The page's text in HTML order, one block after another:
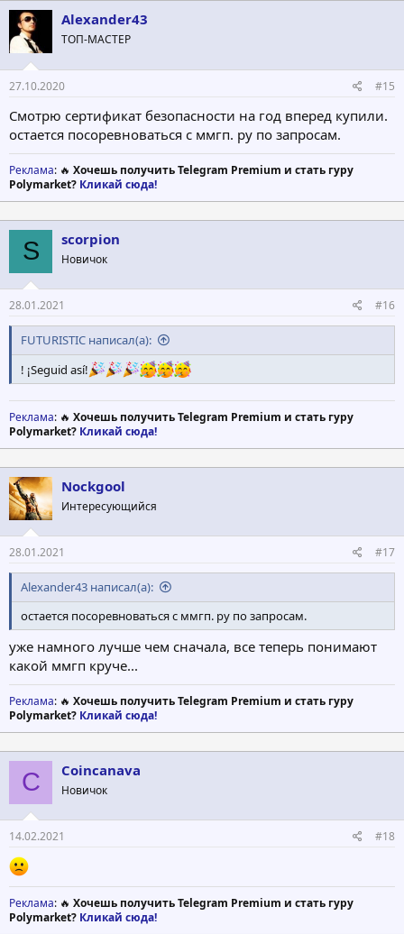
Alexander43
ТОП-МАСТЕР
27.10.2020 #15
Смотрю сертификат безопасности на год вперед купили.
остается посоревноваться с ммгп. ру по запросам.
Реклама: 🔥 Хочешь получить Telegram Premium и стать гуру
Polymarket? Кликай сюда!
S scorpion
Новичок
28.01.2021 #16
FUTURISTIC написал(а):
! ¡Seguid así!
Реклама: 🔥 Хочешь получить Telegram Premium и стать гуру
Polymarket? Кликай сюда!
Nockgool
Интересующийся
28.01.2021 #17
Alexander43 написал(а):
остается посоревноваться с ммгп. ру по запросам.
уже намного лучше чем сначала, все теперь понимают
какой ммгп круче...
Реклама: 🔥 Хочешь получить Telegram Premium и стать гуру
Polymarket? Кликай сюда!
C Coincanava
Новичок
14.02.2021 #18
Реклама: 🔥 Хочешь получить Telegram Premium и стать гуру
Polymarket? Кликай сюда!